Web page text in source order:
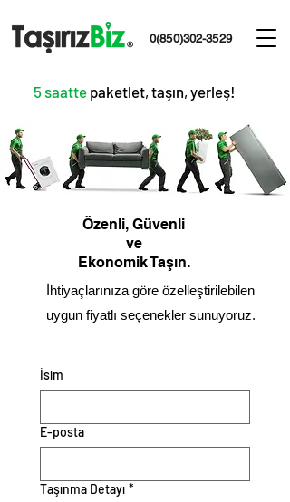
0(850)302-3529
5 saatte paketlet, taşın, yerleş!
Özenli, Güvenli
ve
Ekonomik Taşın.
İhtiyaçlarınıza göre özelleştirilebilen
uygun fiyatlı seçenekler sunuyoruz.
İsim
E-posta
Taşınma Detayı *